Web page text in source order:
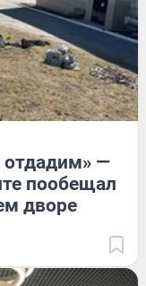
отдадим» —
пообещал
дворе